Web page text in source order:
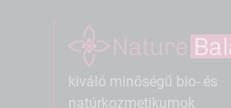
kiváló minőségű bio- és
natúrkozmetikumok